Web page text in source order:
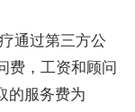
通过第三方公
费，工资和顾问
的服务费为